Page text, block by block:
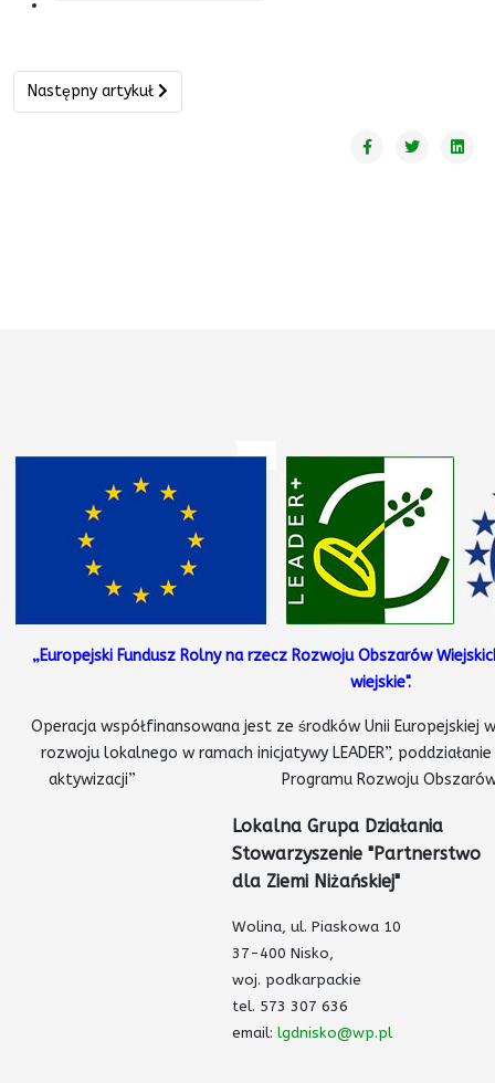
Następny artykuł: Dokumenty
Następny artykuł
„Europejski Fundusz Rolny na rzecz Rozwoju Obszarów
wiejskie".
Operacja współfinansowana jest ze środków Unii Europejskiej
rozwoju lokalnego w ramach inicjatywy LEADER”,
aktywizacji” Programu Rozwoju Obszarów
Lokalna Grupa Działania
Stowarzyszenie "Partnerstwo
dla Ziemi Niżańskiej"
Wolina, ul. Piaskowa 10
37-400 Nisko,
woj. podkarpackie
tel. 573 307 636
email: lgdnisko@wp.pl